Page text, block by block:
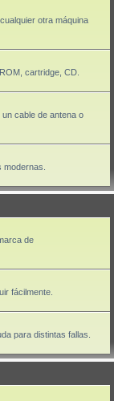
otra máquina
cartridge, CD.
cable de antena o
de
fácilmente.
para distintas fallas.